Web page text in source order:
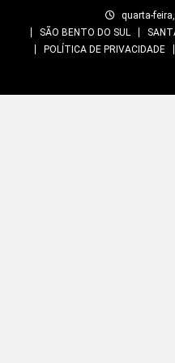
quarta-
SÃO BENTO DO SUL
POLÍTICA DE PRIVACIDADE